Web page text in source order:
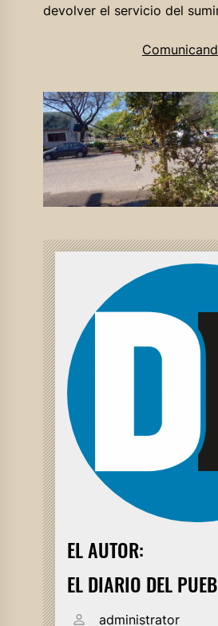
devolver el servicio del
EL AUTOR:
EL DIARIO DEL
administrator